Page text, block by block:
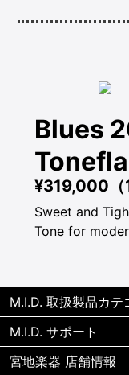
Blues
¥319,000（
Sweet and
Tone for
M.I.D. 取扱製品カテ
M.I.D. サポート
宮地楽器 店舗情報